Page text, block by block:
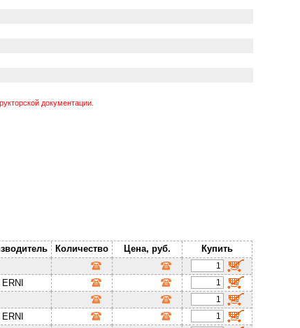
документации.
Количество Цена, руб.
Купить
ERNI
ERNI